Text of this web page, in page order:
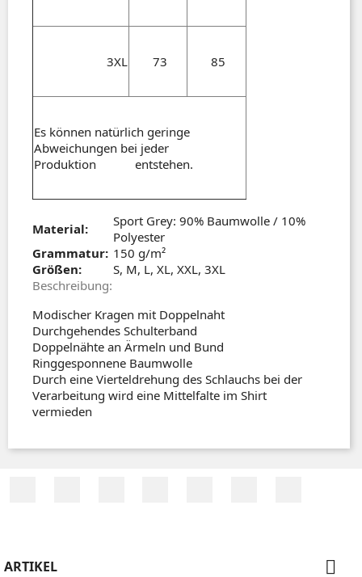
3XL 73 85
Es können natürlich geringe
Abweichungen bei jeder
Produktion entstehen.
Material:
Sport Grey: 90% Baumwolle / 10%
Polyester
Grammatur: 150 g/m²
Größen:
S, M, L, XL, XXL, 3XL
Beschreibung:
Modischer Kragen mit Doppelnaht
Durchgehendes Schulterband
Doppelnähte an Ärmeln und Bund
Ringgesponnene Baumwolle
Durch eine Vierteldrehung des Schlauchs bei der
Verarbeitung wird eine Mittelfalte im Shirt
vermieden
ARTIKEL 